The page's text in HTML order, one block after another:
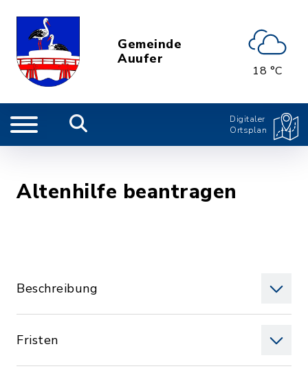
Gemeinde
Auufer
18 °C
Digitaler
Ortsplan
Altenhilfe beantragen
Beschreibung
Fristen